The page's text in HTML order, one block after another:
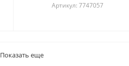
Артикул: 7747057
Показать еще